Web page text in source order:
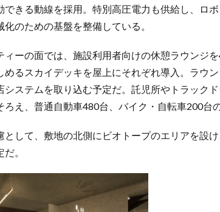
できる動線を採用。特別高圧電力も供給し、ロ
化のための基盤を整備している。
ィーの面では、施設利用者向けの休憩ラウンジ
めるスカイデッキを屋上にそれぞれ導入。ラウ
システムを取り込む予定だ。託児所やトラック
ろえ、普通自動車480台、バイク・自転車200台
として、敷地の北側にビオトープのエリアを設
。